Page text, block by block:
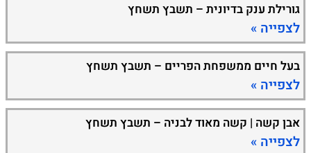
גורילת ענק בדיונית – תשבץ תשחץ
לצפייה »
בעל חיים ממשפחת הפריים – תשבץ תשחץ
לצפייה »
אבן קשה | קשה מאוד לבניה – תשבץ תשחץ
לצפייה »